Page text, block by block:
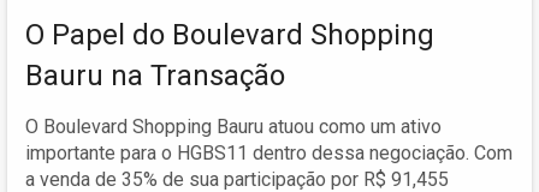
O Papel do Boulevard Shopping
Bauru na Transação
O Boulevard Shopping Bauru atuou como um ativo
importante para o HGBS11 dentro dessa negociação. Com
a venda de 35% de sua participação por R$ 91,455